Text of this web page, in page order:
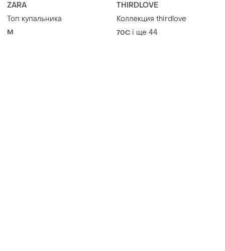
ZARA
Топ купальника
M
THIRDLOVE
Коллекция thirdlove
70C і ще 44